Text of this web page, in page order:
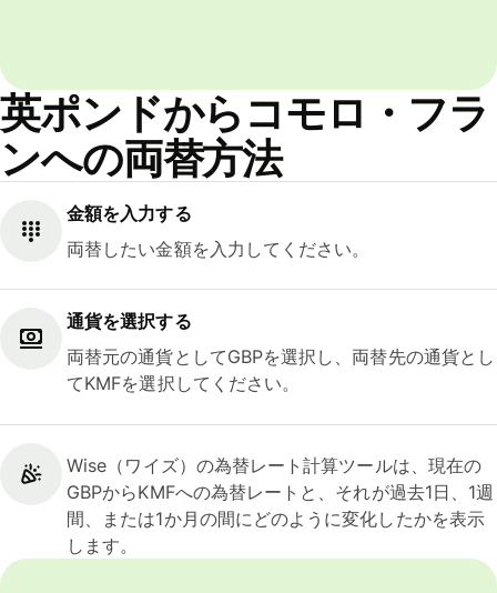
英ポンドからコモロ・フラ
ンへの両替方法
金額を入力する
両替したい金額を入力してください。
通貨を選択する
両替元の通貨としてGBPを選択し、両替先の通貨とし
てKMFを選択してください。
Wise（ワイズ）の為替レート計算ツールは、現在の
GBPからKMFへの為替レートと、それが過去1日、1週
間、または1か月の間にどのように変化したかを表示
します。